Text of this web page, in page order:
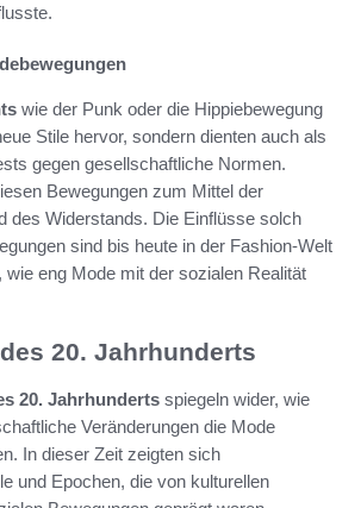
wie der Punk oder die Hippiebewegung
Stile hervor, sondern dienten auch als
gegen gesellschaftliche Normen.
Bewegungen zum Mittel der
des Widerstands. Die Einflüsse solch
sind bis heute in der Fashion-Welt
wie eng Mode mit der sozialen Realität
20. Jahrhunderts
20. Jahrhunderts spiegeln wider, wie
Veränderungen die Mode
In dieser Zeit zeigten sich
und Epochen, die von kulturellen